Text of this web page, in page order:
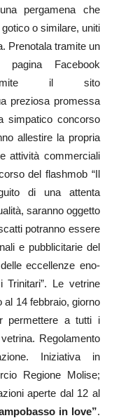
pergamena che
o similare, uniti
Prenotala tramite un
Facebook
tramite il sito
preziosa promessa
simpatico concorso
allestire la propria
attività commerciali
del flashmob “Il
di una attenta
saranno oggetto
potranno essere
e pubblicitarie del
eccellenze eno-
Le vetrine
14 febbraio, giorno
permettere a tutti i
Regolamento
Iniziativa in
Regione Molise;
aperte dal 12 al
in love”.